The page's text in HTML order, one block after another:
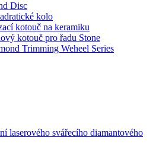
Disc
kolo
kotouč na keramiku
kotouč pro řadu Stone
Trimming Weheel Series
laserového svářecího diamantového